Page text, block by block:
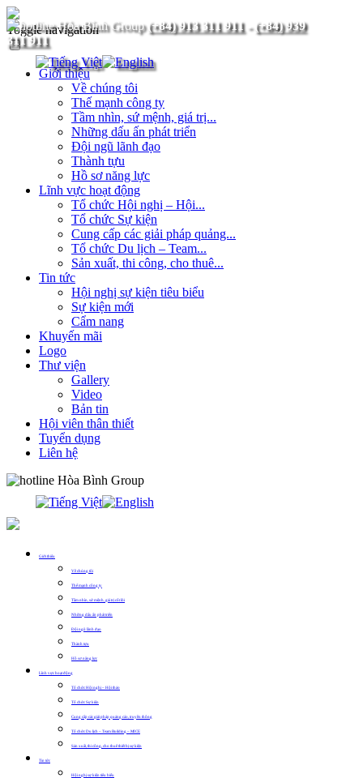
(+84) 913 311 911- (+84) 939
311 911
Toggle navigation
Giới thiệu
Về chúng tôi
Thế mạnh công ty
Tầm nhìn, sứ mệnh, giá trị...
Những dấu ấn phát triển
Đội ngũ lãnh đạo
Thành tựu
Hồ sơ năng lực
Lĩnh vực hoạt động
Tổ chức Hội nghị – Hội...
Tổ chức Sự kiện
Cung cấp các giải pháp quảng...
Tổ chức Du lịch – Team...
Sản xuất, thi công, cho thuê...
Tin tức
Hội nghị sự kiện tiêu biểu
Sự kiện mới
Cẩm nang
Khuyến mãi
Logo
Thư viện
Gallery
Video
Bản tin
Hội viên thân thiết
Tuyển dụng
Liên hệ
Giới thiệu
Về chúng tôi
Thế mạnh công ty
Tầm nhìn, sứ mệnh, giá trị cốt lõi
Những dấu ấn phát triển
Đội ngũ lãnh đạo
Thành tựu
Hồ sơ năng lực
Lĩnh vực hoạt động
Tổ chức Hội nghị – Hội thảo
Tổ chức Sự kiện
Cung cấp các giải pháp quảng cáo, truyền thông
Tổ chức Du lịch – Team Building – MICE
Sản xuất, thi công, cho thuê thiết bị sự kiện
Tin tức
Hội nghị sự kiện tiêu biểu